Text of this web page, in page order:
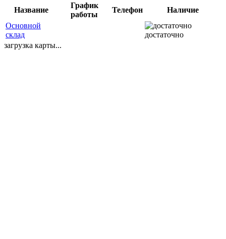
Название
График
работы
Телефон
Наличие
Основной
склад
достаточно
загрузка карты...